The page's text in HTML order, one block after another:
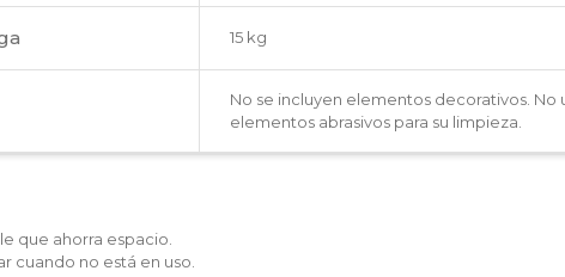
15 kg
No se incluyen elementos decorativos.
elementos abrasivos para su limpieza.
que ahorra espacio.
cuando no está en uso.